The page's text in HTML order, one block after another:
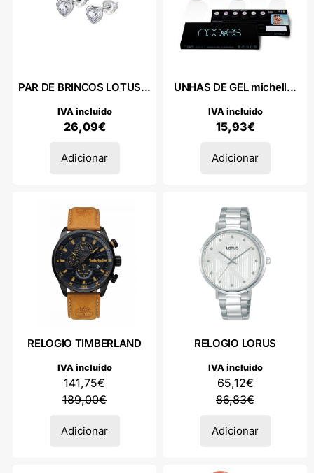
PAR DE BRINCOS LOTUS...
26,09€
IVA incluido
Adicionar
UNHAS DE GEL michell...
15,93€
IVA incluido
Adicionar
RELOGIO TIMBERLAND
189,00€
141,75€
IVA incluido
Adicionar
RELOGIO LORUS
86,83€
65,12€
IVA incluido
Adicionar